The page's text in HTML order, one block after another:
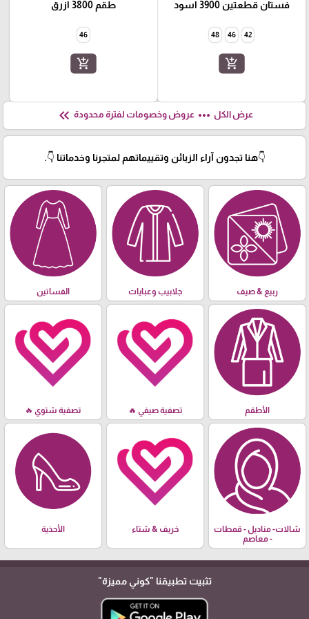
فستان قطعتين 3900 اسود
42
46
48
add_shopping_cart
طقم 3800 ازرق
46
add_shopping_cart
عرض الكل more_horiz عروض وخصومات لفترة محدودة keyboard_double_arrow_left
👇هنا تجدون آراء الزبائن وتقييماتهم لمتجرنا وخدماتنا 👇.
ربيع & صيف جلابيب وعبايات الفساتين
الأطقم تصفية صيفي 🔥 تصفية شتوي 🔥
شالات- مناديل - قمطات
- معاصم
خريف & شتاء الأحذية
تثبيت تطبيقنا "كوني مميزة"